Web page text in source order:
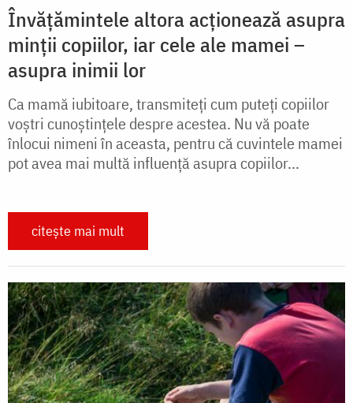
Învățămintele altora acționează asupra
minții copiilor, iar cele ale mamei –
asupra inimii lor
Ca mamă iubitoare, transmiteţi cum puteţi copiilor
voştri cunoştinţele despre acestea. Nu vă poate
înlocui nimeni în aceasta, pentru că cuvintele mamei
pot avea mai multă influenţă asupra copiilor...
citește mai mult